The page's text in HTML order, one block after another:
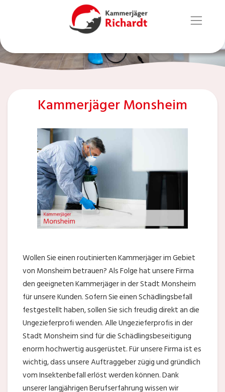
Kammerjäger Monsheim
Wollen Sie einen routinierten Kammerjäger im Gebiet
von Monsheim betrauen? Als Folge hat unsere Firma
den geeigneten Kammerjäger in der Stadt Monsheim
für unsere Kunden. Sofern Sie einen Schädlingsbefall
festgestellt haben, sollen Sie sich freudig direkt an die
Ungezieferprofi wenden. Alle Ungezieferprofis in der
Stadt Monsheim sind für die Schädlingsbeseitigung
enorm hochwertig ausgerüstet. Für unsere Firma ist es
wichtig, dass unsere Auftraggeber zügig und gründlich
vom Insektenbefall erlöst werden können. Dank
unserer langjährigen Berufserfahrung wissen wir